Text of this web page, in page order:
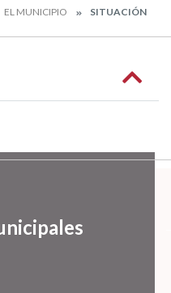
EL MUNICIPIO SITUACIÓN